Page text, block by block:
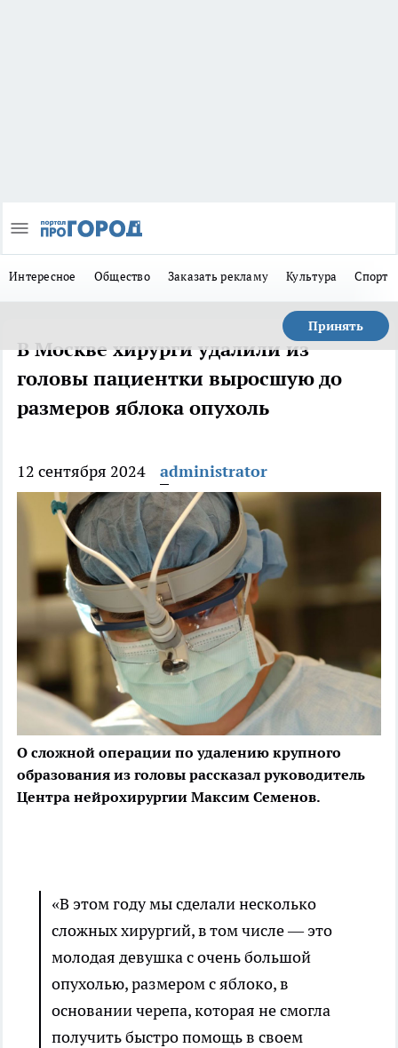
Интересное Общество Заказать рекламу Культура Спорт
Принять
В Москве хирурги удалили из
головы пациентки выросшую до
размеров яблока опухоль
12 сентября 2024 administrator
О сложной операции по удалению крупного
образования из головы рассказал руководитель
Центра нейрохирургии Максим Семенов.
«В этом году мы сделали несколько
сложных хирургий, в том числе — это
молодая девушка с очень большой
опухолью, размером с яблоко, в
основании черепа, которая не смогла
получить быстро помощь в своем